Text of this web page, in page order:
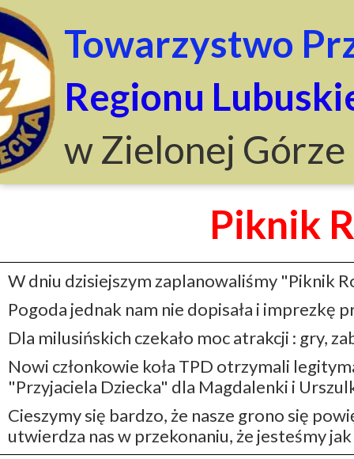
Towarzystwo
Regionu
w Zielonej Górze
Piknik
W dniu dzisiejszym zaplanowaliśmy "Piknik
Pogoda jednak nam nie dopisała i imprezkę
Dla milusińskich czekało moc atrakcji : gry,
Nowi członkowie koła TPD otrzymali
"Przyjaciela Dziecka" dla Magdalenki i
Cieszymy się bardzo, że nasze grono się
utwierdza nas w przekonaniu, że jesteśmy